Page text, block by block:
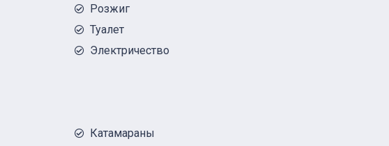
Розжиг
Туалет
Электричество
Катамараны